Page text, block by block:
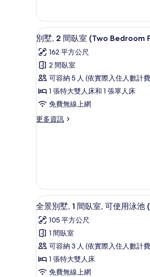
(Forest
View
Suite)
的
詳
情
顯
示
別
墅,
2
間
臥
室
的
所
有
相
片
別
7
別墅, 2 間臥室 (Two Bedroom
162 平方公尺
2 間臥室
可容納 5 人 (依實際入住人數計
1 張特大雙人床和 1 張單人床
免費無線上網
更多資訊
更
室
(Two
Bedroom
Pool
Villa)
的
詳
情
顯
示
全
景
別
墅,
全
8
全景別墅, 1 間臥室, 可使用泳
105 平方公尺
1 間臥室
可容納 3 人 (依實際入住人數計
1 張特大雙人床
免費無線上網